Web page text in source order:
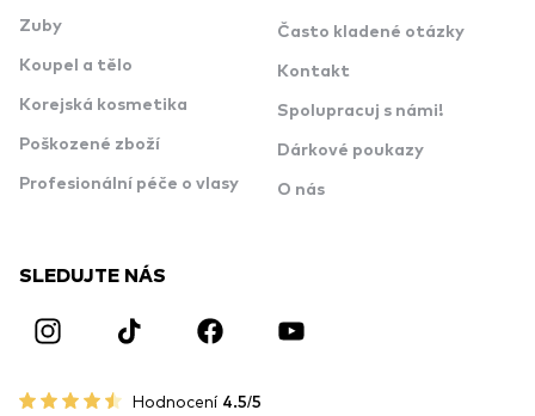
Zuby
Koupel a tělo
Korejská kosmetika
Poškozené zboží
Profesionální péče o vlasy
Často kladené otázky
Kontakt
Spolupracuj s námi!
Dárkové poukazy
O nás
SLEDUJTE NÁS
Hodnocení 4.5/5